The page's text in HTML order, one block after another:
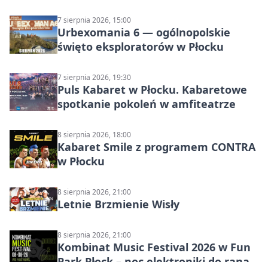
7 sierpnia 2026, 15:00
Urbexomania 6 — ogólnopolskie
święto eksploratorów w Płocku
7 sierpnia 2026, 19:30
Puls Kabaret w Płocku. Kabaretowe
spotkanie pokoleń w amfiteatrze
8 sierpnia 2026, 18:00
Kabaret Smile z programem CONTRA
w Płocku
8 sierpnia 2026, 21:00
Letnie Brzmienie Wisły
8 sierpnia 2026, 21:00
Kombinat Music Festival 2026 w Fun